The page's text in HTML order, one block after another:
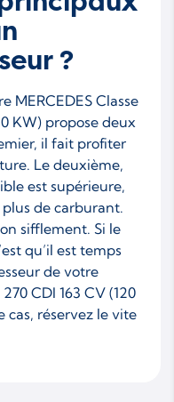
?
MERCEDES Classe
KW) propose deux
il fait profiter
Le deuxième,
est supérieure,
de carburant.
sifflement. Si le
qu’il est temps
de votre
CDI 163 CV (120
cas, réservez le vite